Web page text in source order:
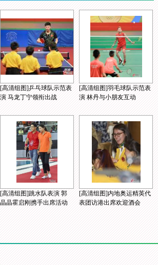
[高清组图]乒乓球队示范表
演 马龙丁宁领衔出战
[高清组图]羽毛球队示范表
演 林丹与小朋友互动
[高清组图]跳水队表演 郭
晶晶霍启刚携手出席活动
[高清组图]内地奥运精英代
表团访港出席欢迎酒会